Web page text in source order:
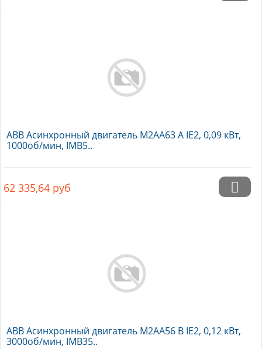
ABB Асинхронный двигатель M2AA63 A IE2, 0,09 кВт,
1000об/мин, IMB5..
62 335,64 руб
ABB Асинхронный двигатель M2AA56 B IE2, 0,12 кВт,
3000об/мин, IMB35..